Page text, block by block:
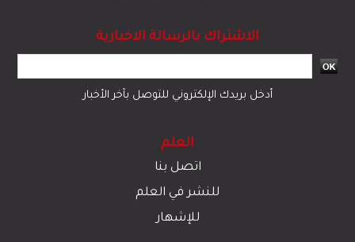
الاشتراك بالرسالة الاخبارية
أدخل بريدك الإلكتروني للتوصل بآخر الأخبار
العلم
اتصل بنا
للنشر في العلم
للإشهار